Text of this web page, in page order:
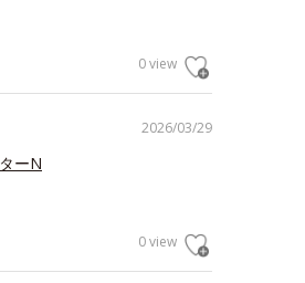
0 view
2026/03/29
ーN
0 view